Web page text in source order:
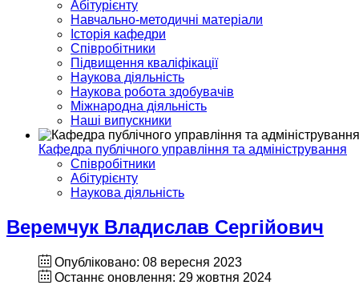
Абітурієнту
Навчально-методичні матеріали
Історія кафедри
Співробітники
Підвищення кваліфікації
Наукова діяльність
Наукова робота здобувачів
Міжнародна діяльність
Наші випускники
Кафедра публічного управління та адміністрування
Співробітники
Абітурієнту
Наукова діяльність
Веремчук Владислав Сергійович
Опубліковано: 08 вересня 2023
Останнє оновлення: 29 жовтня 2024